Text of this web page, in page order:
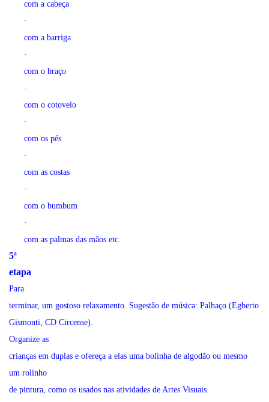
com a cabeça
·
com a barriga
·
com o braço
·
com o cotovelo
·
com os pés
·
com as costas
·
com o bumbum
·
com as palmas das mãos etc.
5ª
etapa
Para
terminar, um gostoso relaxamento. Sugestão de música: Palhaço (Egberto
Gismonti, CD Circense).
Organize as
crianças em duplas e ofereça a elas uma bolinha de algodão ou mesmo
um rolinho
de pintura, como os usados nas atividades de Artes Visuais.